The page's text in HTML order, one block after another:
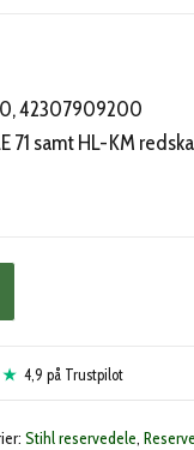
42307909200
71 samt HL-KM
4,9 på Trustpilot
Stihl reservedele,